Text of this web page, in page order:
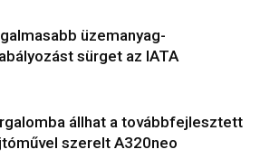
üzemanyag-
sürget az IATA
állhat a továbbfejlesztett
szerelt A320neo